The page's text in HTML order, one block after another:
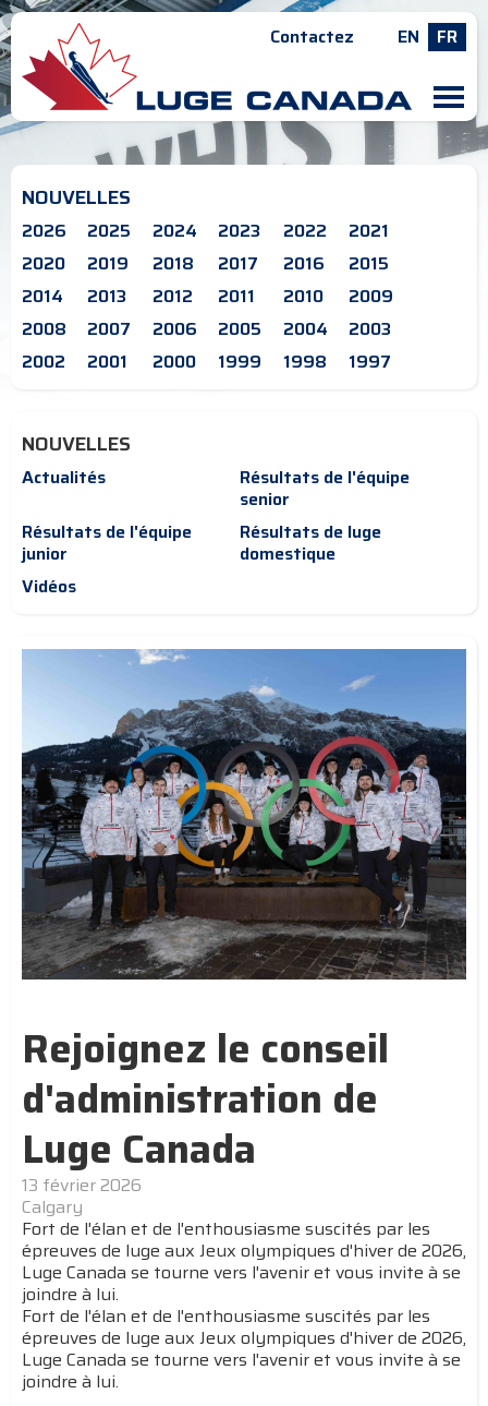
Contactez EN FR
M
NOUVELLES
2026 2025 2024 2023 2022
2021
2020
2019 2018 2017 2016
2015
2014
2013 2012 2011 2010
2009
2008
2007 2006 2005 2004
2003
2002
2001 2000 1999 1998 1997
NOUVELLES
Actualités
Résultats de l'équipe
senior
Résultats de l'équipe
junior
Résultats de luge
domestique
Vidéos
Rejoignez le conseil
d'administration de
Luge Canada
13 février 2026
Calgary
Fort de l'élan et de l'enthousiasme suscités par les
épreuves de luge aux Jeux olympiques d'hiver de 2026,
Luge Canada se tourne vers l'avenir et vous invite à se
joindre à lui.
Fort de l'élan et de l'enthousiasme suscités par les
épreuves de luge aux Jeux olympiques d'hiver de 2026,
Luge Canada se tourne vers l'avenir et vous invite à se
joindre à lui.